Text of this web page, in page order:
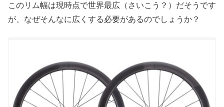
このリム幅は現時点で世界最広（さいこう？）だそうです
が、なぜそんなに広くする必要があるのでしょうか？